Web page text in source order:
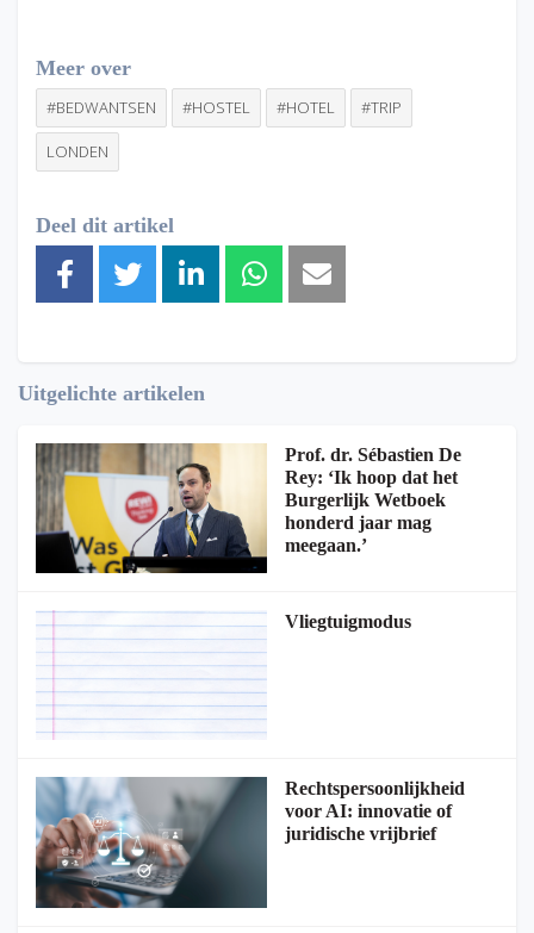
Meer over
#BEDWANTSEN #HOSTEL #HOTEL #TRIP
LONDEN
Deel dit artikel
Uitgelichte artikelen
Prof. dr. Sébastien De
Rey: ‘Ik hoop dat het
Burgerlijk Wetboek
honderd jaar mag
meegaan.’
Vliegtuigmodus
Rechtspersoonlijkheid
voor AI: innovatie of
juridische vrijbrief